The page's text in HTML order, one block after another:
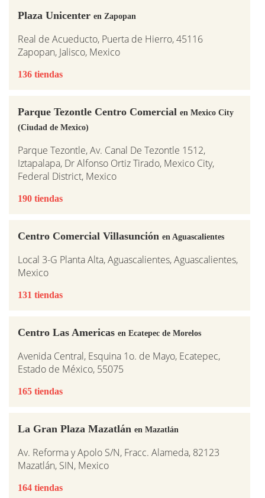
Plaza Unicenter en Zapopan
Real de Acueducto, Puerta de Hierro, 45116
Zapopan, Jalisco, Mexico
136 tiendas
Parque Tezontle Centro Comercial en Mexico City
(Ciudad de Mexico)
Parque Tezontle, Av. Canal De Tezontle 1512,
Iztapalapa, Dr Alfonso Ortiz Tirado, Mexico City,
Federal District, Mexico
190 tiendas
Centro Comercial Villasunción en Aguascalientes
Local 3-G Planta Alta, Aguascalientes, Aguascalientes,
Mexico
131 tiendas
Centro Las Americas en Ecatepec de Morelos
Avenida Central, Esquina 1o. de Mayo, Ecatepec,
Estado de México, 55075
165 tiendas
La Gran Plaza Mazatlán en Mazatlán
Av. Reforma y Apolo S/N, Fracc. Alameda, 82123
Mazatlán, SIN, Mexico
164 tiendas